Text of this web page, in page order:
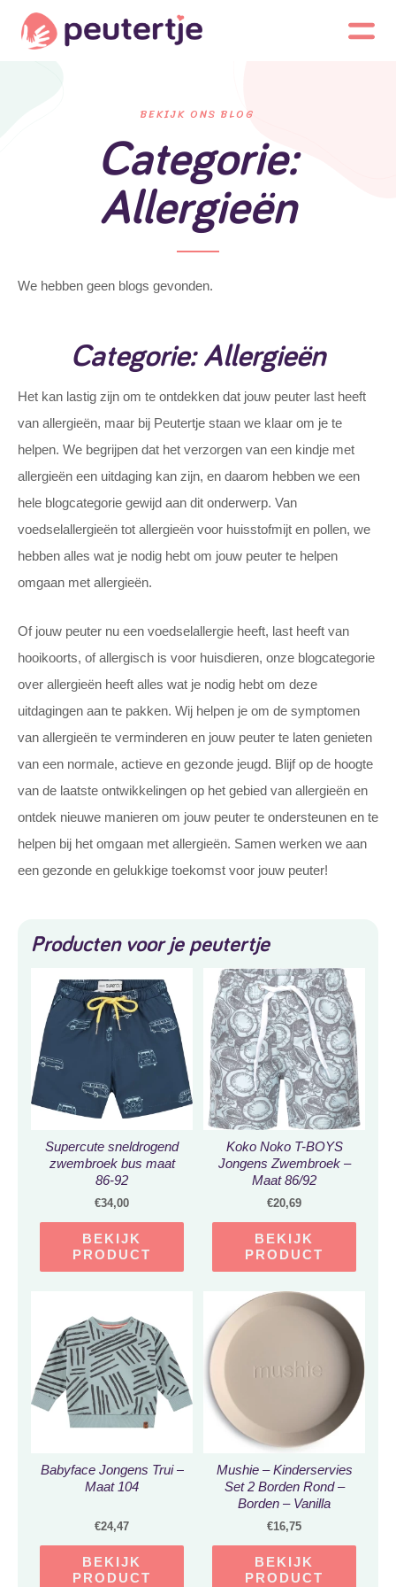
BEKIJK ONS BLOG
Categorie:
Allergieën
We hebben geen blogs gevonden.
Categorie: Allergieën
Het kan lastig zijn om te ontdekken dat jouw peuter last heeft
van allergieën, maar bij Peutertje staan we klaar om je te
helpen. We begrijpen dat het verzorgen van een kindje met
allergieën een uitdaging kan zijn, en daarom hebben we een
hele blogcategorie gewijd aan dit onderwerp. Van
voedselallergieën tot allergieën voor huisstofmijt en pollen, we
hebben alles wat je nodig hebt om jouw peuter te helpen
omgaan met allergieën.
Of jouw peuter nu een voedselallergie heeft, last heeft van
hooikoorts, of allergisch is voor huisdieren, onze blogcategorie
over allergieën heeft alles wat je nodig hebt om deze
uitdagingen aan te pakken. Wij helpen je om de symptomen
van allergieën te verminderen en jouw peuter te laten genieten
van een normale, actieve en gezonde jeugd. Blijf op de hoogte
van de laatste ontwikkelingen op het gebied van allergieën en
ontdek nieuwe manieren om jouw peuter te ondersteunen en te
helpen bij het omgaan met allergieën. Samen werken we aan
een gezonde en gelukkige toekomst voor jouw peuter!
Producten voor je peutertje
Supercute sneldrogend
zwembroek bus maat
86-92
€34,00
BEKIJK
PRODUCT
Koko Noko T-BOYS
Jongens Zwembroek –
Maat 86/92
€20,69
BEKIJK
PRODUCT
Babyface Jongens Trui –
Maat 104
€24,47
BEKIJK
PRODUCT
Mushie – Kinderservies
Set 2 Borden Rond –
Borden – Vanilla
€16,75
BEKIJK
PRODUCT